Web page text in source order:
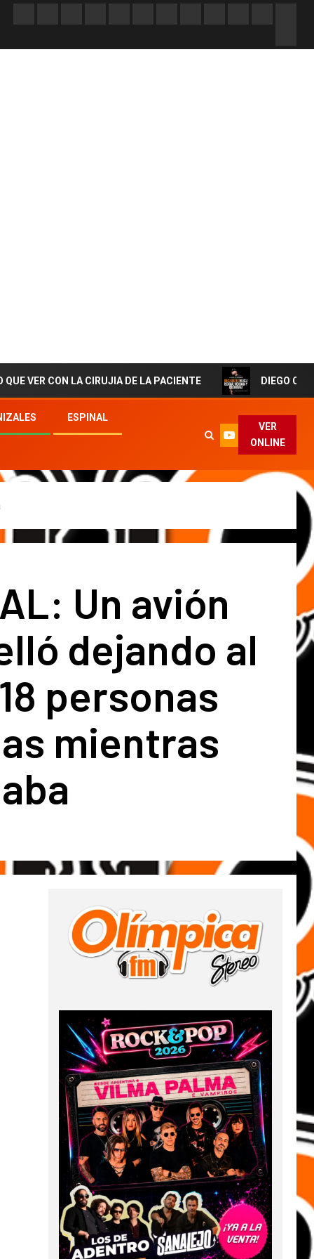
LA CIRUJIA DE LA PACIENTE DIEGO CORTES El
ESPINAL
VER
ONLINE
Un avión
dejando al
personas
mientras